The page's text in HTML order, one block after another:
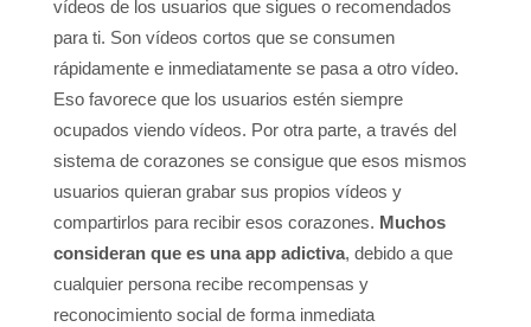
vídeos de los usuarios que sigues o recomendados
para ti. Son vídeos cortos que se consumen
rápidamente e inmediatamente se pasa a otro vídeo.
Eso favorece que los usuarios estén siempre
ocupados viendo vídeos. Por otra parte, a través del
sistema de corazones se consigue que esos mismos
usuarios quieran grabar sus propios vídeos y
compartirlos para recibir esos corazones. Muchos
consideran que es una app adictiva, debido a que
cualquier persona recibe recompensas y
reconocimiento social de forma inmediata